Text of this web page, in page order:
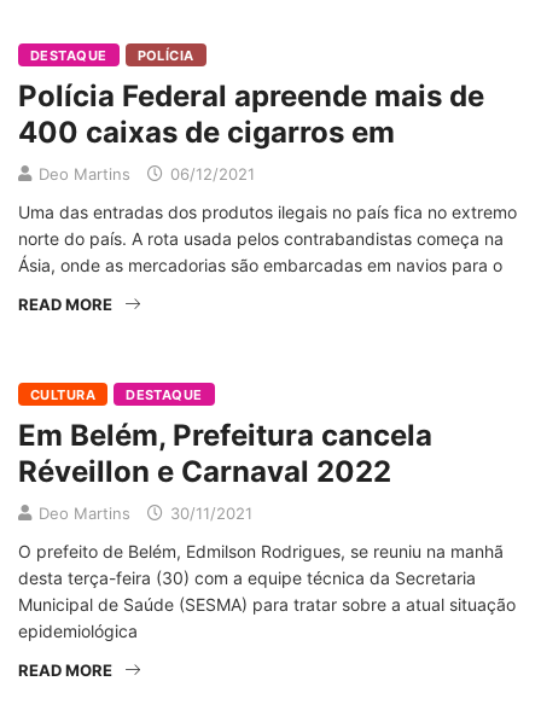
DESTAQUE POLÍCIA
Polícia Federal apreende mais de
400 caixas de cigarros em
Deo Martins 06/12/2021
Uma das entradas dos produtos ilegais no país fica no extremo
norte do país. A rota usada pelos contrabandistas começa na
Ásia, onde as mercadorias são embarcadas em navios para o
READ MORE
CULTURA DESTAQUE
Em Belém, Prefeitura cancela
Réveillon e Carnaval 2022
Deo Martins 30/11/2021
O prefeito de Belém, Edmilson Rodrigues, se reuniu na manhã
desta terça-feira (30) com a equipe técnica da Secretaria
Municipal de Saúde (SESMA) para tratar sobre a atual situação
epidemiológica
READ MORE